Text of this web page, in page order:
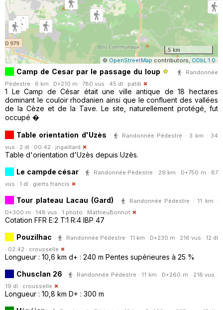
5 km
© OpenStreetMap contributors, ODbL 1.0
Camp de Cesar par le passage du loup
Randonnée
Pédestre · 6 km · D+210 m · 780 vus · 45 dl · patib
1 Le Camp de César était une ville antique de 18 hectares
dominant le couloir rhodanien ainsi que le confluent des vallées
de la Cèze et de la Tave. Le site, naturellement protégé, fut
occupé �
Table orientation d'Uzès
Randonnée Pédestre · 3 km · 34
vus · 2 dl · 00:42 · jngaillard
Table d'orientation d'Uzès depuis Uzès.
Le campde césar
Randonnée Pédestre · 29 km · D+750 m · 87
vus · 1 dl · gierts.francis
Tour plateau Lacau (Gard)
Randonnée Pédestre · 11 km ·
D+300 m · 148 vus · 1 photo · MathieuBonnot
Cotation FFR E:2 T:1 R:4 IBP 47
Pouzilhac
Randonnée Pédestre · 11 km · D+230 m · 216 vus · 12 dl
· 02:42 · crousselle
Longueur : 10,6 km d+ : 240 m Pentes supérieures à 25 %
Chusclan 26
Randonnée Pédestre · 11 km · D+260 m · 218 vus ·
19 dl · crousselle
Longueur : 10,8 km D+ : 300 m